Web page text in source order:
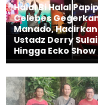
Halal Bi Halal Papip
Celebes
Manado,
Ustadz Derry
Hingga Ecko Show